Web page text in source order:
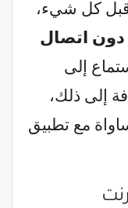
كل شيء،
دون اتصال
إلى
إلى ذلك،
مع تطبيق